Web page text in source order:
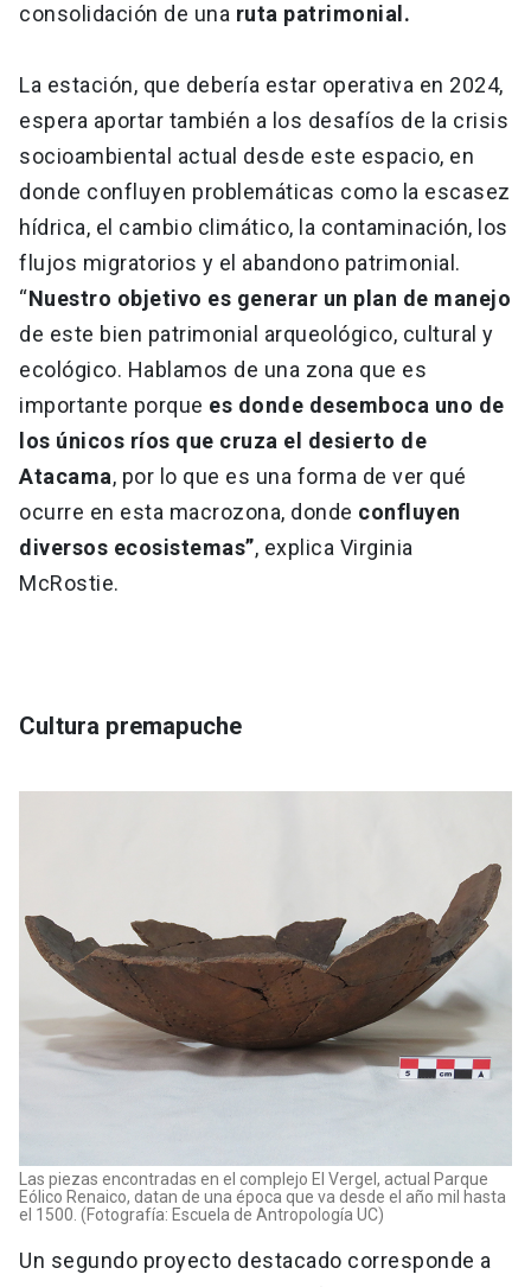
consolidación de una ruta patrimonial.
La estación, que debería estar operativa en 2024,
espera aportar también a los desafíos de la crisis
socioambiental actual desde este espacio, en
donde confluyen problemáticas como la escasez
hídrica, el cambio climático, la contaminación, los
flujos migratorios y el abandono patrimonial.
“Nuestro objetivo es generar un plan de manejo
de este bien patrimonial arqueológico, cultural y
ecológico. Hablamos de una zona que es
importante porque es donde desemboca uno de
los únicos ríos que cruza el desierto de
Atacama, por lo que es una forma de ver qué
ocurre en esta macrozona, donde confluyen
diversos ecosistemas”, explica Virginia
McRostie.
Cultura premapuche
Las piezas encontradas en el complejo El Vergel, actual Parque
Eólico Renaico, datan de una época que va desde el año mil hasta
el 1500. (Fotografía: Escuela de Antropología UC)
Un segundo proyecto destacado corresponde a